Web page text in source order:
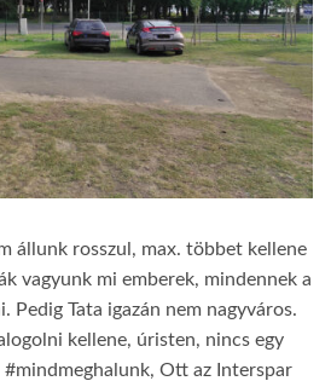
állunk rosszul, max. többet kellene
vagyunk mi emberek, mindennek a
Pedig Tata igazán nem nagyváros.
kellene, úristen, nincs egy
#mindmeghalunk, Ott az Interspar